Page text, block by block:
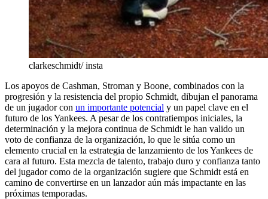
clarkeschmidt/ insta
Los apoyos de Cashman, Stroman y Boone, combinados con la
progresión y la resistencia del propio Schmidt, dibujan el panorama
de un jugador con un importante potencial y un papel clave en el
futuro de los Yankees. A pesar de los contratiempos iniciales, la
determinación y la mejora continua de Schmidt le han valido un
voto de confianza de la organización, lo que le sitúa como un
elemento crucial en la estrategia de lanzamiento de los Yankees de
cara al futuro. Esta mezcla de talento, trabajo duro y confianza tanto
del jugador como de la organización sugiere que Schmidt está en
camino de convertirse en un lanzador aún más impactante en las
próximas temporadas.